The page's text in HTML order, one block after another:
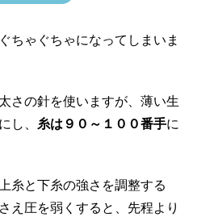
ちゃぐちゃになってしまいま
さの針を使いますが、薄い生
にし、 糸は９０～１００番手に
糸と下糸の強さを調整する
え圧を弱くすると、先程より